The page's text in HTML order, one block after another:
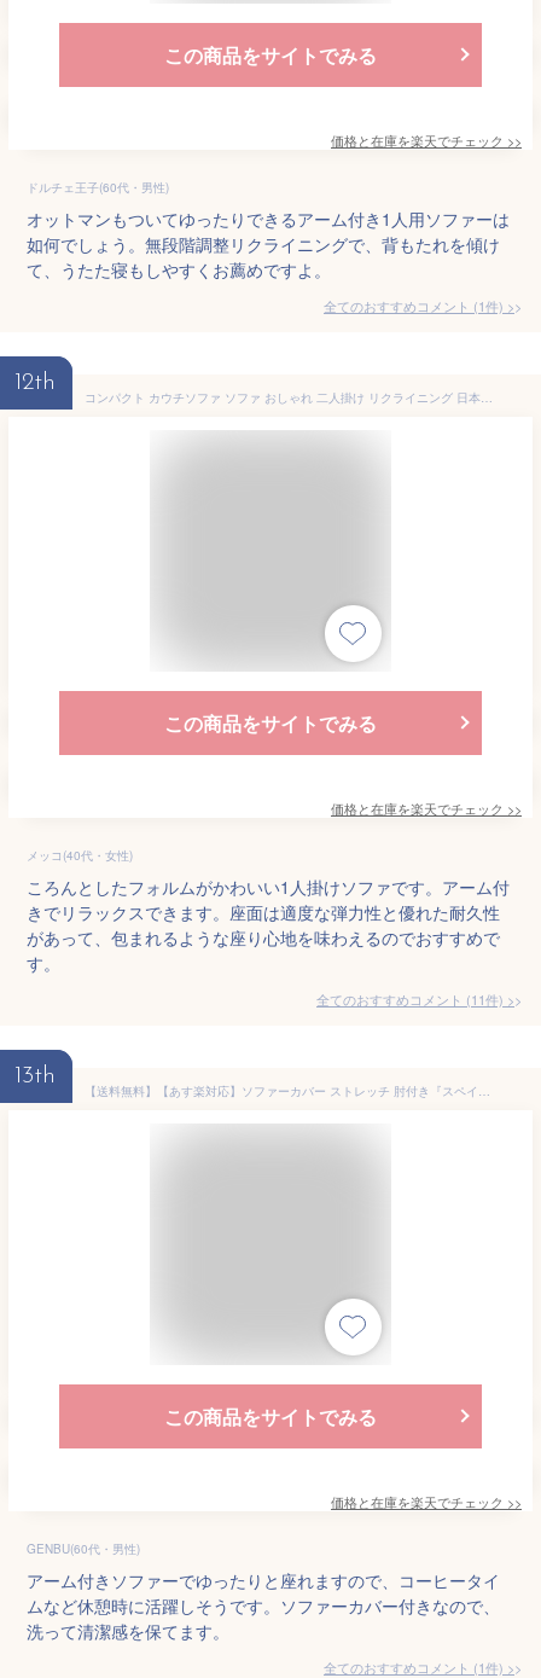
この商品をサイトでみる
価格と在庫を楽天でチェック >>
ドルチェ王子(60代・男性)
オットマンもついてゆったりできるアーム付き1人用ソファーは
如何でしょう。無段階調整リクライニングで、背もたれを傾け
て、うたた寝もしやすくお薦めですよ。
全てのおすすめコメント (1件) >
12th
コンパクト カウチソファ ソファ おしゃれ 二人掛け リクライニング 日本製 7カラー 肘掛付 オシャレ かわいい 一人暮らし 一人掛け ソファー ロー ソファ 北欧 SUICAmini ローソファー 北欧 シンプル ナチュラル 子ども部屋 キッズ 韓国インテリア
この商品をサイトでみる
価格と在庫を楽天でチェック >>
メッコ(40代・女性)
ころんとしたフォルムがかわいい1人掛けソファです。アーム付
きでリラックスできます。座面は適度な弾力性と優れた耐久性
があって、包まれるような座り心地を味わえるのでおすすめで
す。
全てのおすすめコメント (11件) >
13th
【送料無料】【あす楽対応】ソファーカバー ストレッチ 肘付き『スペイン製ストレッチフィットソファカバー 〔ドーラ〕 アーム付き1人掛け用』ストレッチフィットカバー一人用
この商品をサイトでみる
価格と在庫を楽天でチェック >>
GENBU(60代・男性)
アーム付きソファーでゆったりと座れますので、コーヒータイ
ムなど休憩時に活躍しそうです。ソファーカバー付きなので、
洗って清潔感を保てます。
全てのおすすめコメント (1件) >